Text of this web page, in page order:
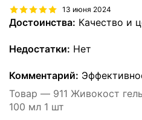
13 июня 2024
Достоинства: Качество и
Недостатки: Нет
Комментарий:
Товар — 911 Живокост
100 мл 1 шт